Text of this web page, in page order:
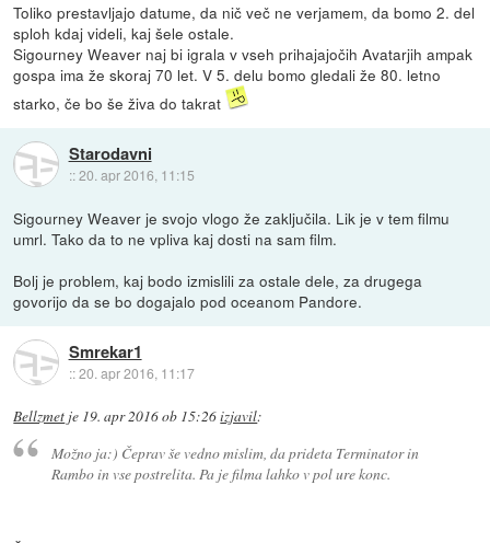
Toliko prestavljajo datume, da nič več ne verjamem, da bomo 2. del
sploh kdaj videli, kaj šele ostale.
Sigourney Weaver naj bi igrala v vseh prihajajočih Avatarjih ampak
gospa ima že skoraj 70 let. V 5. delu bomo gledali že 80. letno
starko, če bo še živa do takrat
Starodavni
::20. apr 2016, 11:15
Sigourney Weaver je svojo vlogo že zaključila. Lik je v tem filmu
umrl. Tako da to ne vpliva kaj dosti na sam film.
Bolj je problem, kaj bodo izmislili za ostale dele, za drugega
govorijo da se bo dogajalo pod oceanom Pandore.
Smrekar1
::20. apr 2016, 11:17
Bellzmet je 19. apr 2016 ob 15:26izjavil:
Možno ja:) Čeprav še vedno mislim, da prideta Terminator in
Rambo in vse postrelita. Pa je filma lahko v pol ure konc.